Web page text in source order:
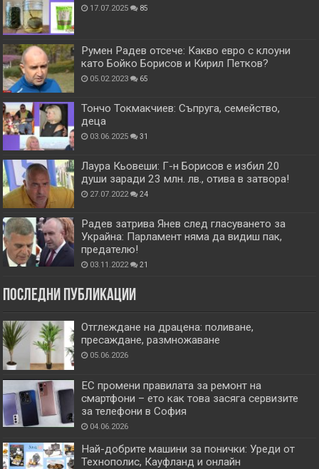
17.07.2025 85
Румен Радев отсече: Какво евро с клоуни
като Бойко Борисов и Кирил Петков?
05.02.2023 65
Тончо Токмакчиев: Съпруга, семейство,
деца
03.06.2025 31
Лаура Кьовеши: Г-н Борисов е избил 20
души заради 23 млн. лв., отива в затвора!
27.07.2022 24
Радев затрива Янев след гласуването за
Украйна: Парламент няма да видиш пак,
предателю!
03.11.2022 21
Последни публикации
Отглеждане на драцена: поливане,
пресаждане, размножаване
05.06.2026
ЕС промени правилата за ремонт на
смартфони – ето как това засяга сервизите
за телефони в София
04.06.2026
Най-добрите машини за понички: Уреди от
Технополис, Кауфланд и онлайн